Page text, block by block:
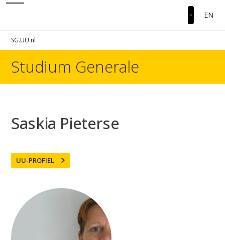
EN
SG.UU.nl
Studium Generale
Saskia Pieterse
UU-PROFIEL